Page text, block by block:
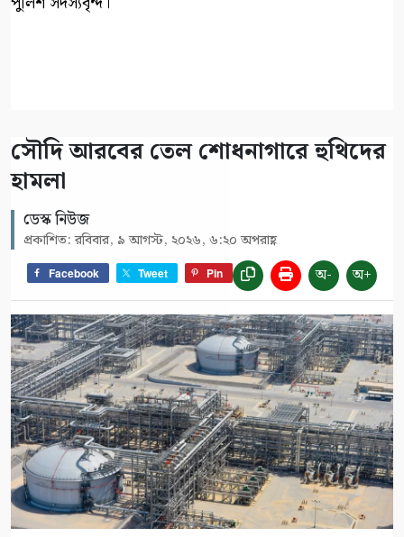
সৌদি আরবের তেল শোধনাগারে হুথিদের
হামলা
ডেস্ক নিউজ
প্রকাশিত: রবিবার, ৯ আগস্ট, ২০২৬, ৬:২০ অপরাহ্ণ
Facebook Tweet Pin অ- অ+